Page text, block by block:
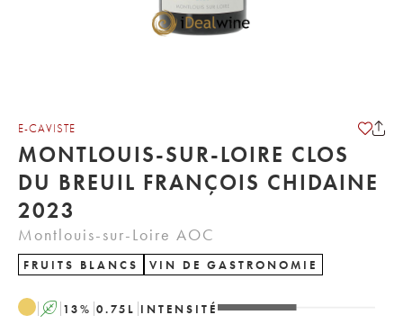
E-CAVISTE
MONTLOUIS-SUR-LOIRE CLOS
DU BREUIL FRANÇOIS CHIDAINE
2023
Montlouis-sur-Loire AOC
FRUITS BLANCS VIN DE GASTRONOMIE
A 13% 0.75 L INTENSITÉ